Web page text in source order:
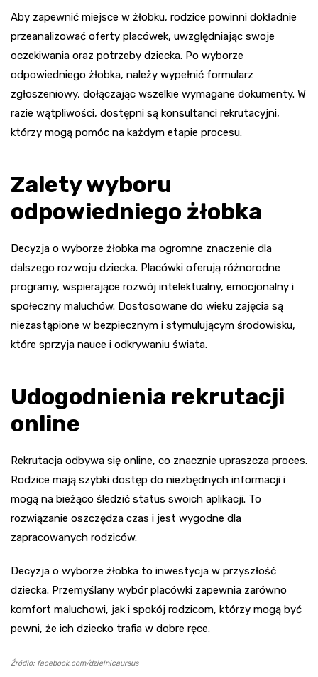
Aby zapewnić miejsce w żłobku, rodzice powinni dokładnie
przeanalizować oferty placówek, uwzględniając swoje
oczekiwania oraz potrzeby dziecka. Po wyborze
odpowiedniego żłobka, należy wypełnić formularz
zgłoszeniowy, dołączając wszelkie wymagane dokumenty. W
razie wątpliwości, dostępni są konsultanci rekrutacyjni,
którzy mogą pomóc na każdym etapie procesu.
Zalety wyboru
odpowiedniego żłobka
Decyzja o wyborze żłobka ma ogromne znaczenie dla
dalszego rozwoju dziecka. Placówki oferują różnorodne
programy, wspierające rozwój intelektualny, emocjonalny i
społeczny maluchów. Dostosowane do wieku zajęcia są
niezastąpione w bezpiecznym i stymulującym środowisku,
które sprzyja nauce i odkrywaniu świata.
Udogodnienia rekrutacji
online
Rekrutacja odbywa się online, co znacznie upraszcza proces.
Rodzice mają szybki dostęp do niezbędnych informacji i
mogą na bieżąco śledzić status swoich aplikacji. To
rozwiązanie oszczędza czas i jest wygodne dla
zapracowanych rodziców.
Decyzja o wyborze żłobka to inwestycja w przyszłość
dziecka. Przemyślany wybór placówki zapewnia zarówno
komfort maluchowi, jak i spokój rodzicom, którzy mogą być
pewni, że ich dziecko trafia w dobre ręce.
Źródło: facebook.com/dzielnicaursus